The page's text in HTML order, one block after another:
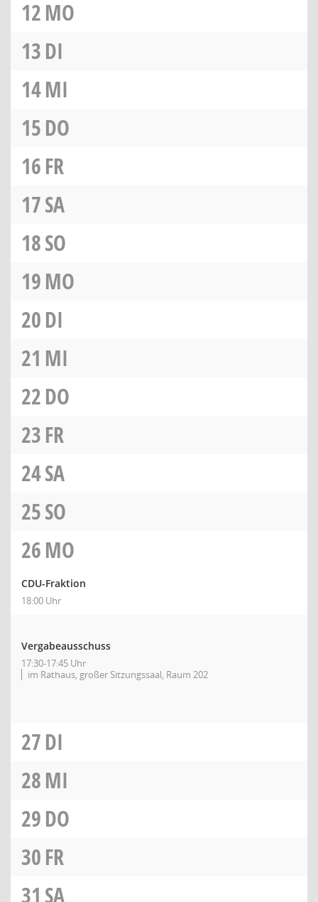
12MO
13DI
14MI
15DO
16FR
17SA
18SO
19MO
20DI
21 MI
22DO
23FR
24SA
25SO
26MO
CDU-Fraktion
18:00 Uhr
Vergabeausschuss
17:30-17:45 Uhr
im Rathaus, großer Sitzungssaal, Raum 202
27DI
28MI
29DO
30FR
31 SA